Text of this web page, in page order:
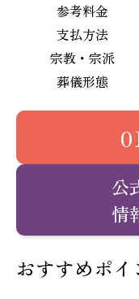
参考料金
支払方法
宗教・宗派
葬儀形態
公
情
おすすめポイ